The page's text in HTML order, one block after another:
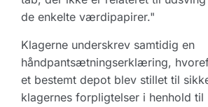
de enkelte værdipapirer."
Klagerne underskrev samtidig en
håndpantsætningserklæring,
et bestemt depot blev stillet til
klagernes forpligtelser i henhold til